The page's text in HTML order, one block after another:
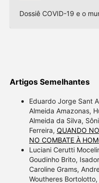
Dossiê COVID-19 e o
Artigos Semelhantes
Eduardo Jorge Sant
Almeida Amazonas,
Almeida da Silva,
Ferreira, QUANDO
NO COMBATE À
Luciani Cerutti
Goudinho Brito,
Caroline Grams,
Woutheres